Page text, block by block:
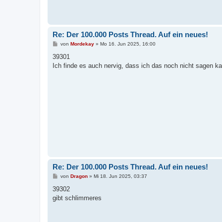
Re: Der 100.000 Posts Thread. Auf ein neues!
B
i
r
von Mordekay» Mo 16. Jun 2025, 16:00
39301
Ich finde es auch nervig, dass ich das noch nicht sagen
Re: Der 100.000 Posts Thread. Auf ein neues!
B
i
r
von Dragon» Mi 18. Jun 2025, 03:37
39302
gibt schlimmeres